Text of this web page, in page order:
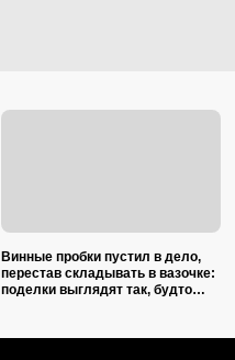
Винные пробки пустил в дело,
перестав складывать в вазочке:
поделки выглядят так, будто